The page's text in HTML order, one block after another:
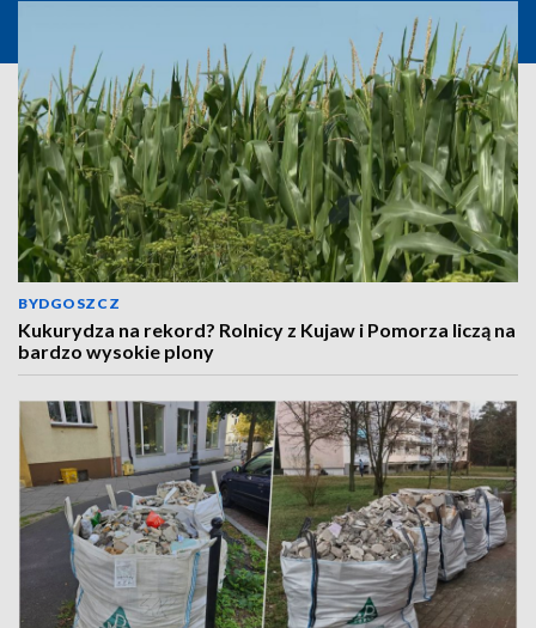
BYDGOSZCZ
Kukurydza na rekord? Rolnicy z Kujaw i Pomorza liczą na
bardzo wysokie plony